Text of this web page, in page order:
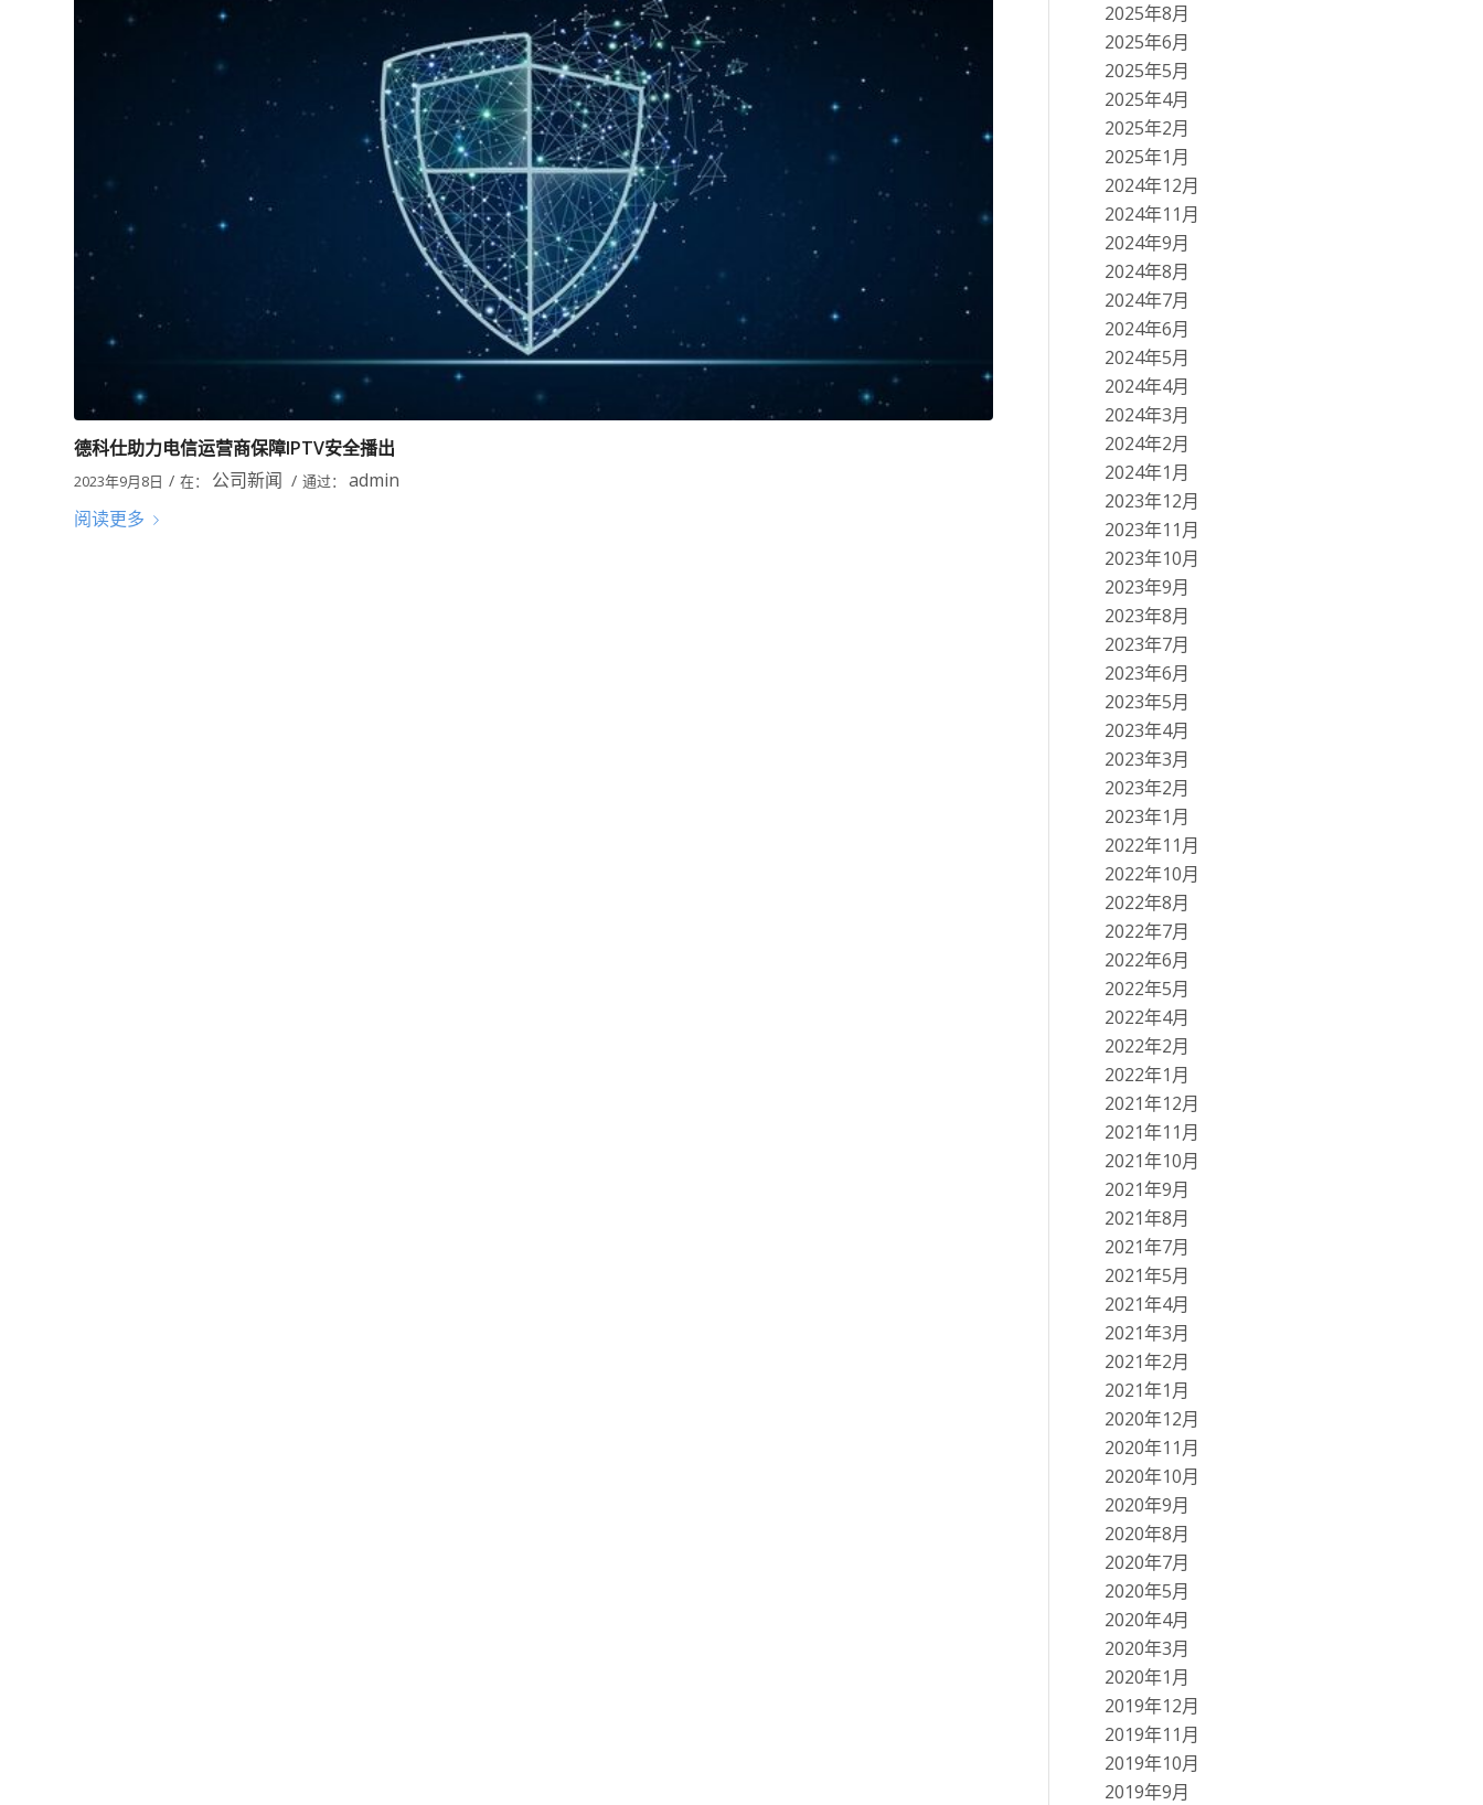
德科仕助力电信运营商保障IPTV安全播出
2023年9月8日 / 在： 公司新闻 / 通过： admin
阅读更多
2025年8月
2025年6月
2025年5月
2025年4月
2025年2月
2025年1月
2024年12月
2024年11月
2024年9月
2024年8月
2024年7月
2024年6月
2024年5月
2024年4月
2024年3月
2024年2月
2024年1月
2023年12月
2023年11月
2023年10月
2023年9月
2023年8月
2023年7月
2023年6月
2023年5月
2023年4月
2023年3月
2023年2月
2023年1月
2022年11月
2022年10月
2022年8月
2022年7月
2022年6月
2022年5月
2022年4月
2022年2月
2022年1月
2021年12月
2021年11月
2021年10月
2021年9月
2021年8月
2021年7月
2021年5月
2021年4月
2021年3月
2021年2月
2021年1月
2020年12月
2020年11月
2020年10月
2020年9月
2020年8月
2020年7月
2020年5月
2020年4月
2020年3月
2020年1月
2019年12月
2019年11月
2019年10月
2019年9月